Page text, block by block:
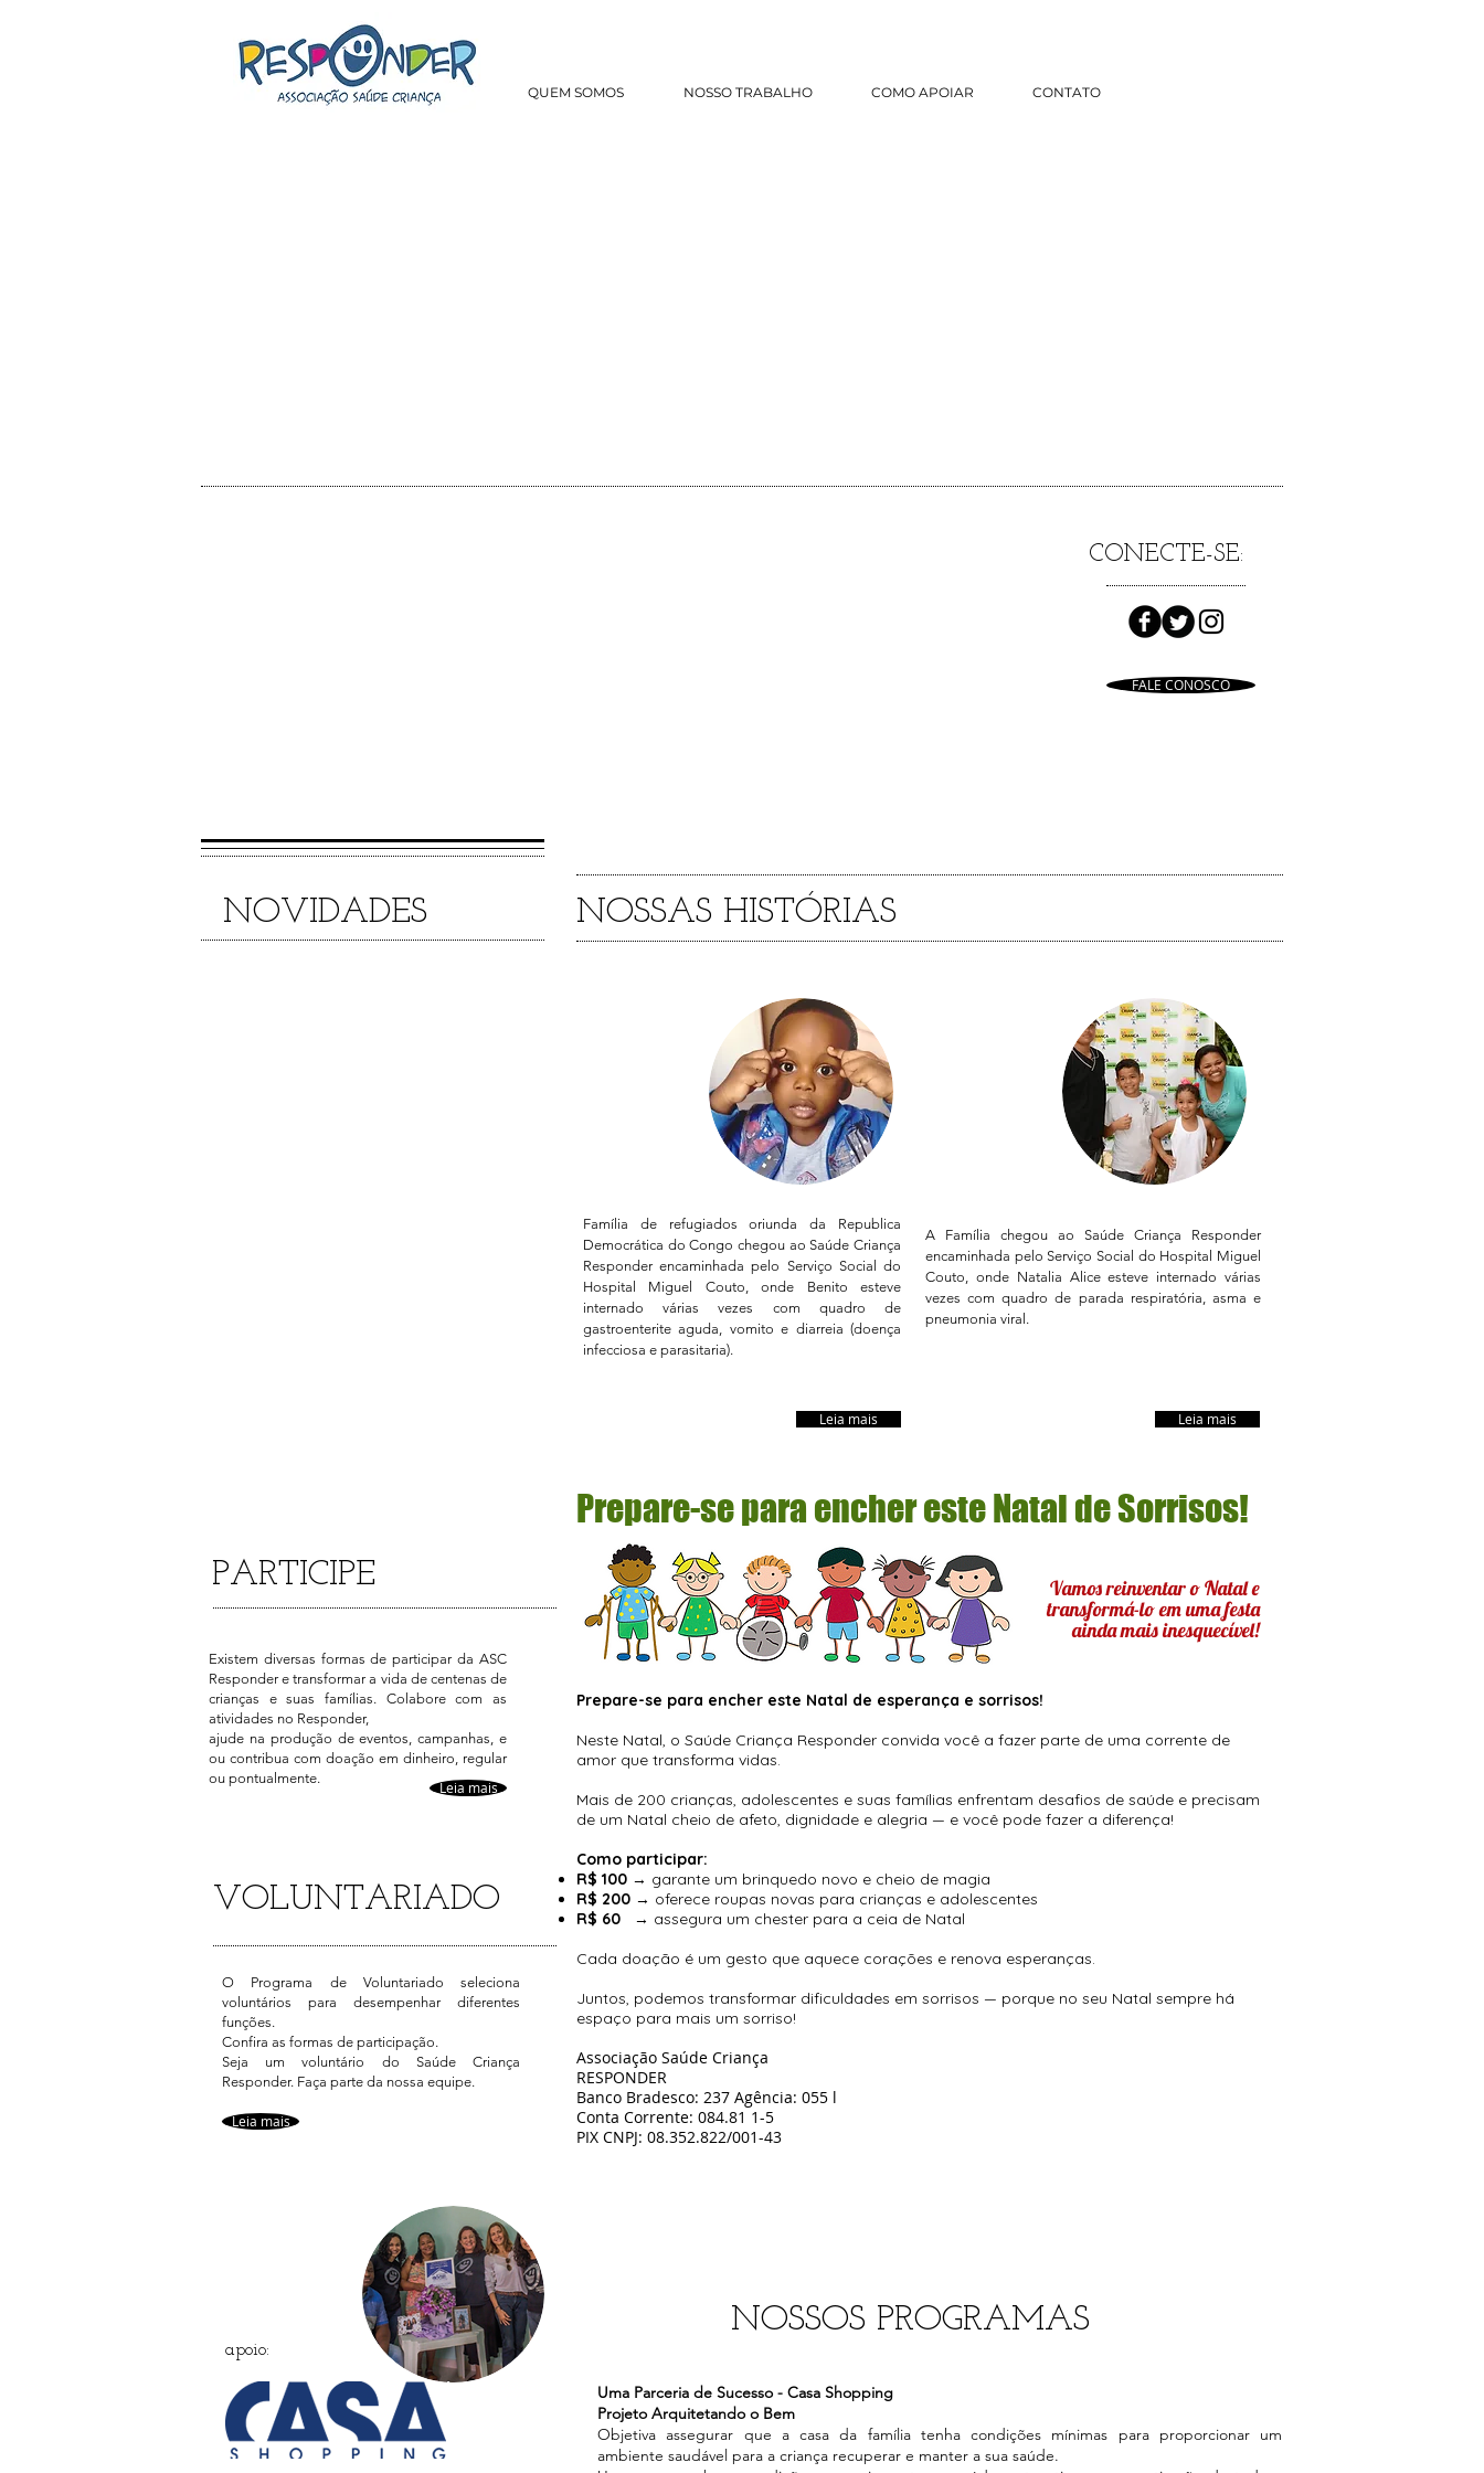
QUEM SOMOS NOSSO TRABALHO COMO APOIAR CONTATO
CONECTE-SE:
FALE CONOSCO
NOVIDADES NOSSAS HISTÓRIAS
Família de refugiados oriunda da Republica
Democrática do Congo chegou ao Saúde Criança
Responder encaminhada pelo Serviço Social do
Hospital Miguel Couto, onde Benito esteve
internado várias vezes com quadro de
gastroenterite aguda, vomito e diarreia (doença
infecciosa e parasitaria).
Leia mais
A Família chegou ao Saúde Criança Responder
encaminhada pelo Serviço Social do Hospital Miguel
Couto, onde Natalia Alice esteve internado várias
vezes com quadro de parada respiratória, asma e
pneumonia viral.
Leia mais
Prepare-se para encher este Natal de Sorrisos!
PARTICIPE
Existem diversas formas de participar da ASC
Responder e transformar a vida de centenas de
crianças e suas famílias. Colabore com as
atividades no Responder,
ajude na produção de eventos, campanhas, e
ou contribua com doação em dinheiro, regular
ou pontualmente.
Leia mais
VOLUNTARIADO
O Programa de Voluntariado seleciona
voluntários para desempenhar diferentes
funções.
Confira as formas de participação.
Seja um voluntário do Saúde Criança
Responder. Faça parte da nossa equipe.
Leia mais
Vamos reinventar o Natal e
transformá-lo em uma festa
ainda mais inesquecível!
Prepare-se para encher este Natal de esperança e sorrisos!
Neste Natal, o Saúde Criança Responder convida você a fazer parte de uma corrente de
amor que transforma vidas.
Mais de 200 crianças, adolescentes e suas famílias enfrentam desafios de saúde e precisam
de um Natal cheio de afeto, dignidade e alegria — e você pode fazer a diferença!
Como participar:
R$ 100 → garante um brinquedo novo e cheio de magia
R$ 200 → oferece roupas novas para crianças e adolescentes
R$ 60
→ assegura um chester para a ceia de Natal
Cada doação é um gesto que aquece corações e renova esperanças.
Juntos, podemos transformar dificuldades em sorrisos — porque no seu Natal sempre há
espaço para mais um sorriso!
Associação Saúde Criança
RESPONDER
Banco Bradesco: 237 Agência: 055 l
Conta Corrente: 084.81 1-5
PIX CNPJ: 08.352.822/001-43
NOSSOS PROGRAMAS
apoio:
Uma Parceria de Sucesso - Casa Shopping
Projeto Arquitetando o Bem
Objetiva assegurar que a casa da família tenha condições mínimas para proporcionar um
ambiente saudável para a criança recuperar e manter a sua saúde.